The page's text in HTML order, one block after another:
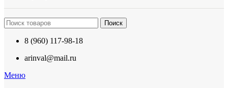
Поиск
8 (960) 117-98-18
arinval@mail.ru
Меню